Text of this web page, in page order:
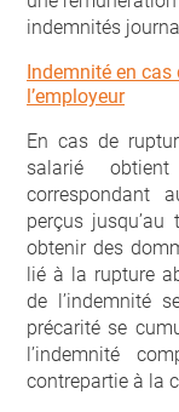
indemnités
Indemnité en cas
l’employeur
En cas de
salarié
correspondant
perçus
obtenir des
lié à la rupture
de l’indemnité
précarité se
l’indemnité
contrepartie à la